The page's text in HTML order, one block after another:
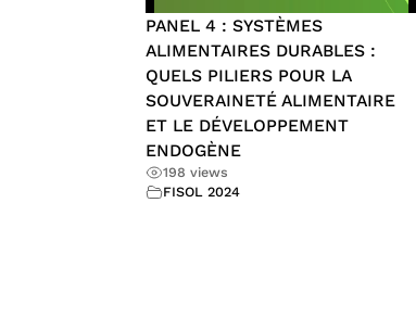
PANEL 4 : SYSTÈMES
ALIMENTAIRES DURABLES :
QUELS PILIERS POUR LA
SOUVERAINETÉ ALIMENTAIRE
ET LE DÉVELOPPEMENT
ENDOGÈNE
198 views
FISOL 2024